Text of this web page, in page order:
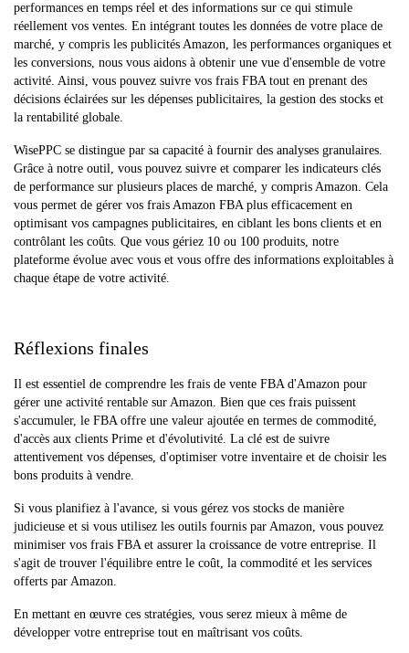
performances en temps réel et des informations sur ce qui stimule
réellement vos ventes. En intégrant toutes les données de votre place de
marché, y compris les publicités Amazon, les performances organiques et
les conversions, nous vous aidons à obtenir une vue d'ensemble de votre
activité. Ainsi, vous pouvez suivre vos frais FBA tout en prenant des
décisions éclairées sur les dépenses publicitaires, la gestion des stocks et
la rentabilité globale.
WisePPC se distingue par sa capacité à fournir des analyses granulaires.
Grâce à notre outil, vous pouvez suivre et comparer les indicateurs clés
de performance sur plusieurs places de marché, y compris Amazon. Cela
vous permet de gérer vos frais Amazon FBA plus efficacement en
optimisant vos campagnes publicitaires, en ciblant les bons clients et en
contrôlant les coûts. Que vous gériez 10 ou 100 produits, notre
plateforme évolue avec vous et vous offre des informations exploitables à
chaque étape de votre activité.
Réflexions finales
Il est essentiel de comprendre les frais de vente FBA d'Amazon pour
gérer une activité rentable sur Amazon. Bien que ces frais puissent
s'accumuler, le FBA offre une valeur ajoutée en termes de commodité,
d'accès aux clients Prime et d'évolutivité. La clé est de suivre
attentivement vos dépenses, d'optimiser votre inventaire et de choisir les
bons produits à vendre.
Si vous planifiez à l'avance, si vous gérez vos stocks de manière
judicieuse et si vous utilisez les outils fournis par Amazon, vous pouvez
minimiser vos frais FBA et assurer la croissance de votre entreprise. Il
s'agit de trouver l'équilibre entre le coût, la commodité et les services
offerts par Amazon.
En mettant en œuvre ces stratégies, vous serez mieux à même de
développer votre entreprise tout en maîtrisant vos coûts.